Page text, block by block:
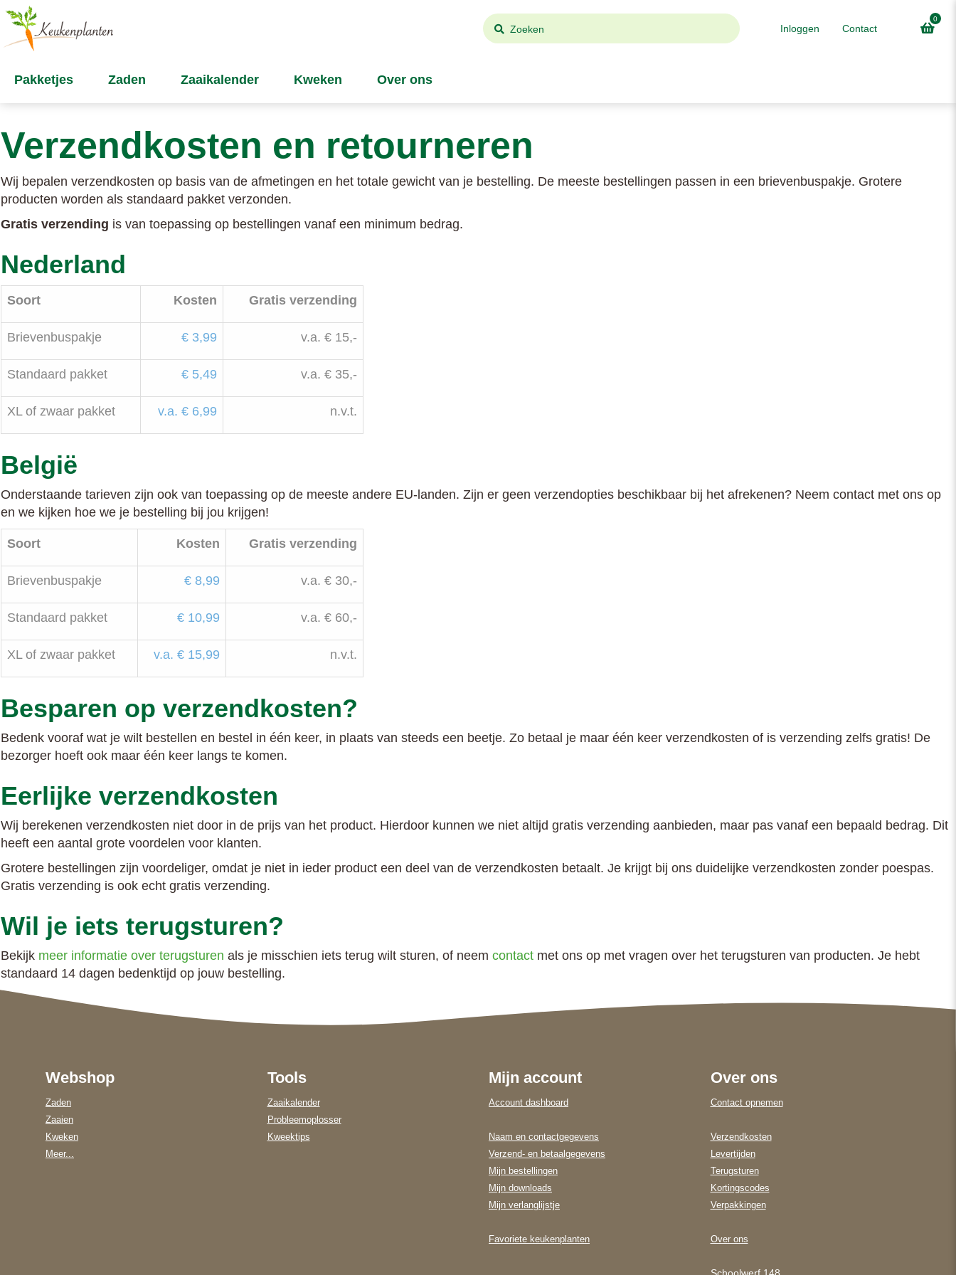
0
Contact
Inloggen
Zoeken
Pakketjes Zaden Zaaikalender Kweken Over ons
Verzendkosten en retourneren
Wij bepalen verzendkosten op basis van de afmetingen en het totale gewicht van je bestelling. De meeste bestellingen passen in een brievenbuspakje. Grotere
producten worden als standaard pakket verzonden.
Gratis verzending is van toepassing op bestellingen vanaf een minimum bedrag.
Nederland
Soort Kosten Gratis verzending
Brievenbuspakje € 3,99 v.a. € 15,-
Standaard pakket € 5,49 v.a. € 35,-
XL of zwaar pakket v.a. € 6,99 n.v.t.
België
Onderstaande tarieven zijn ook van toepassing op de meeste andere EU-landen. Zijn er geen verzendopties beschikbaar bij het afrekenen? Neem contact met ons op
en we kijken hoe we je bestelling bij jou krijgen!
Soort Kosten Gratis verzending
Brievenbuspakje € 8,99 v.a. € 30,-
Standaard pakket € 10,99 v.a. € 60,-
XL of zwaar pakket v.a. € 15,99 n.v.t.
Besparen op verzendkosten?
Bedenk vooraf wat je wilt bestellen en bestel in één keer, in plaats van steeds een beetje. Zo betaal je maar één keer verzendkosten of is verzending zelfs gratis! De
bezorger hoeft ook maar één keer langs te komen.
Eerlijke verzendkosten
Wij berekenen verzendkosten niet door in de prijs van het product. Hierdoor kunnen we niet altijd gratis verzending aanbieden, maar pas vanaf een bepaald bedrag. Dit
heeft een aantal grote voordelen voor klanten.
Grotere bestellingen zijn voordeliger, omdat je niet in ieder product een deel van de verzendkosten betaalt. Je krijgt bij ons duidelijke verzendkosten zonder poespas.
Gratis verzending is ook echt gratis verzending.
Wil je iets terugsturen?
Bekijk meer informatie over terugsturen als je misschien iets terug wilt sturen, of neem contact met ons op met vragen over het terugsturen van producten. Je hebt
standaard 14 dagen bedenktijd op jouw bestelling.
Webshop
Zaden
Zaaien
Kweken
Meer...
Tools
Zaaikalender
Probleemoplosser
Kweektips
Mijn account
Account dashboard
Naam en contactgegevens
Verzend- en betaalgegevens
Mijn bestellingen
Mijn downloads
Mijn verlanglijstje
Favoriete keukenplanten
Over ons
Contact opnemen
Verzendkosten
Levertijden
Terugsturen
Kortingscodes
Verpakkingen
Over ons